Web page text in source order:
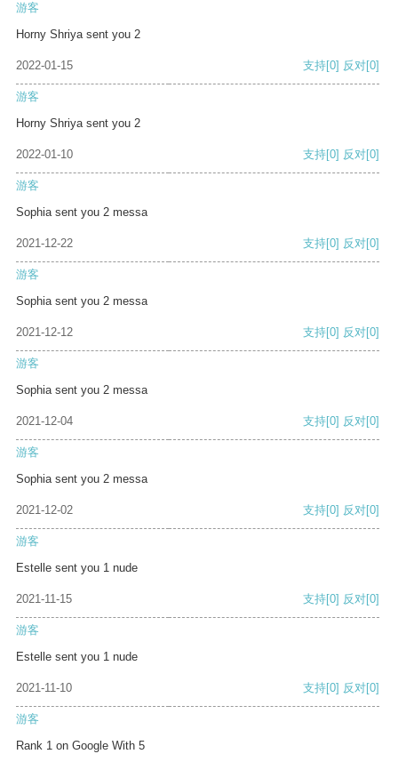
游客
Horny Shriya sent you 2
2022-01-15 支持[0] 反对[0]
游客
Horny Shriya sent you 2
2022-01-10 支持[0] 反对[0]
游客
Sophia sent you 2 messa
2021-12-22 支持[0] 反对[0]
游客
Sophia sent you 2 messa
2021-12-12 支持[0] 反对[0]
游客
Sophia sent you 2 messa
2021-12-04 支持[0] 反对[0]
游客
Sophia sent you 2 messa
2021-12-02 支持[0] 反对[0]
游客
Estelle sent you 1 nude
2021-11-15 支持[0] 反对[0]
游客
Estelle sent you 1 nude
2021-11-10 支持[0] 反对[0]
游客
Rank 1 on Google With 5